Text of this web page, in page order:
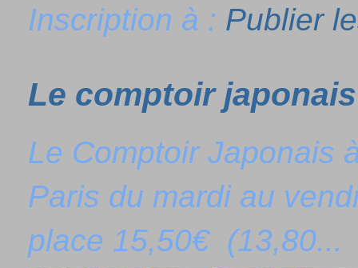
Inscription à : Publier
Le comptoir japonais
Le Comptoir Japonais
Paris du mardi au
place 15,50€ (13,80...